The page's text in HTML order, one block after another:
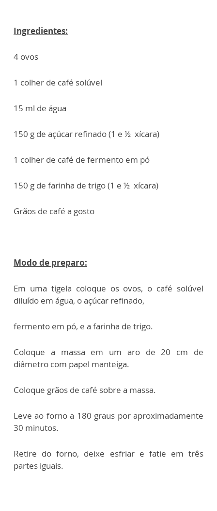
Ingredientes:
4 ovos
1 colher de café solúvel
15 ml de água
150 g de açúcar refinado (1 e ½ xícara)
1 colher de café de fermento em pó
150 g de farinha de trigo (1 e ½ xícara)
Grãos de café a gosto
Modo de preparo:
Em uma tigela coloque os ovos, o café solúvel
diluído em água, o açúcar refinado,
fermento em pó, e a farinha de trigo.
Coloque a massa em um aro de 20 cm de
diâmetro com papel manteiga.
Coloque grãos de café sobre a massa.
Leve ao forno a 180 graus por aproximadamente
30 minutos.
Retire do forno, deixe esfriar e fatie em três
partes iguais.